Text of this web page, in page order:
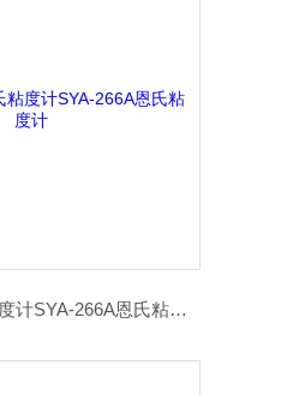
SYA-266A恩氏粘度计SYA-266A恩氏粘度计